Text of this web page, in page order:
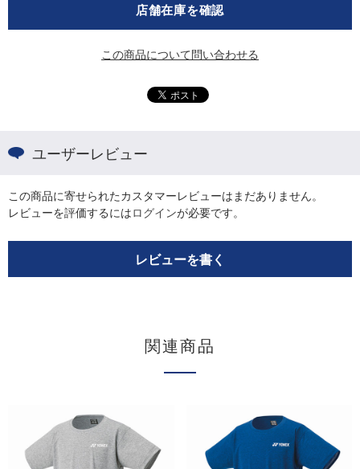
店舗在庫を確認
この商品について問い合わせる
ユーザーレビュー
この商品に寄せられたカスタマーレビューはまだありません。
レビューを評価するにはログインが必要です。
レビューを書く
関連商品